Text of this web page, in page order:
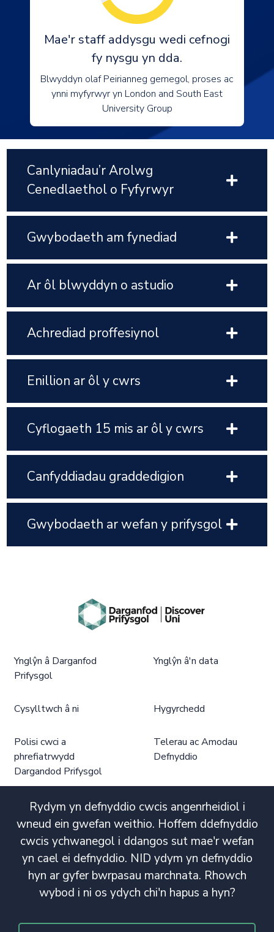
Mae'r staff addysgu wedi cefnogi
fy nysgu yn dda.
Blwyddyn olaf Peirianneg gemegol, proses ac
ynni myfyrwyr yn London and South East
University Group
Canlyniadau’r Arolwg
Cenedlaethol o Fyfyrwyr
Gwybodaeth am fynediad
Ar ôl blwyddyn o astudio
Achrediad proffesiynol
Enillion ar ôl y cwrs
Cyflogaeth 15 mis ar ôl y cwrs
Canfyddiadau graddedigion
Gwybodaeth ar wefan y prifysgol
Rydym yn defnyddio cwcis angenrheidiol i
wneud ein gwefan weithio. Hoffem ddefnyddio
cwcis ychwanegol i ddangos sut mae'r wefan
yn cael ei defnyddio. NID ydym yn defnyddio
hyn ar gyfer bwrpasau marchnata. Rhowch
wybod i ni os ydych chi'n hapus a hyn?
Ynglŷn â Darganfod
Prifysgol
Ynglŷn â'n data
Cysylltwch â ni Hygyrchedd
Polisi cwci a
phrefiatrwydd
Dargandod Prifysgol
Telerau ac Amodau
Defnyddio